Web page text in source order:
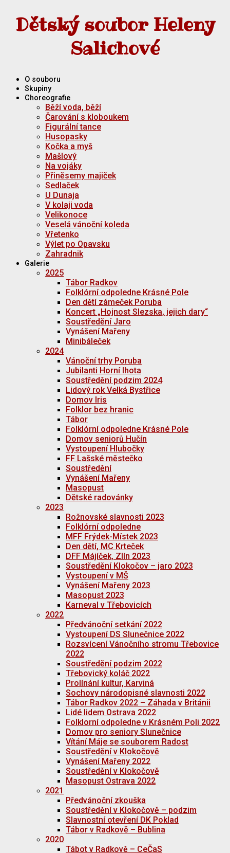
Dětský soubor Heleny
Salichové
O souboru
Skupiny
Choreografie
Běží voda, běží
Čarování s kloboukem
Figurální tance
Husopasky
Kočka a myš
Mašlový
Na vojáky
Přiněsemy majiček
Sedlaček
U Dunaja
V kolaji voda
Velikonoce
Veselá vánoční koleda
Vřetenko
Výlet po Opavsku
Zahradnik
Galerie
2025
Tábor Radkov
Folklórní odpoledne Krásné Pole
Den dětí zámeček Poruba
Koncert „Hojnost Slezska, jejich dary“
Soustředění Jaro
Vynášení Mařeny
Minibáleček
2024
Vánoční trhy Poruba
Jubilanti Horní lhota
Soustředění podzim 2024
Lidový rok Velká Bystřice
Domov Iris
Folklor bez hranic
Tábor
Folklórní odpoledne Krásné Pole
Domov seniorů Hučín
Vystoupení Hlubočky
FF Lašské městečko
Soustředění
Vynášení Mařeny
Masopust
Dětské radovánky
2023
Rožnovské slavnosti 2023
Folklórní odpoledne
MFF Frýdek-Místek 2023
Den dětí, MC Krteček
DFF Májíček, Zlín 2023
Soustředění Klokočov – jaro 2023
Vystoupení v MŠ
Vynášení Mařeny 2023
Masopust 2023
Karneval v Třebovicích
2022
Předvánoční setkání 2022
Vystoupení DS Slunečnice 2022
Rozsvícení Vánočního stromu Třebovice
2022
Soustředění podzim 2022
Třebovický koláč 2022
Prolínání kultur, Karviná
Sochovy národopisné slavnosti 2022
Tábor Radkov 2022 – Záhada v Británii
Lidé lidem Ostrava 2022
Folklorní odpoledne v Krásném Poli 2022
Domov pro seniory Slunečnice
Vítání Máje se souborem Radost
Soustředění v Klokočově
Vynášení Mařeny 2022
Soustředění v Klokočově
Masopust Ostrava 2022
2021
Předvánoční zkouška
Soustředění v Klokočově – podzim
Slavnostní otevření DK Poklad
Tábor v Radkově – Bublina
2020
Tábot v Radkově – CeČaS